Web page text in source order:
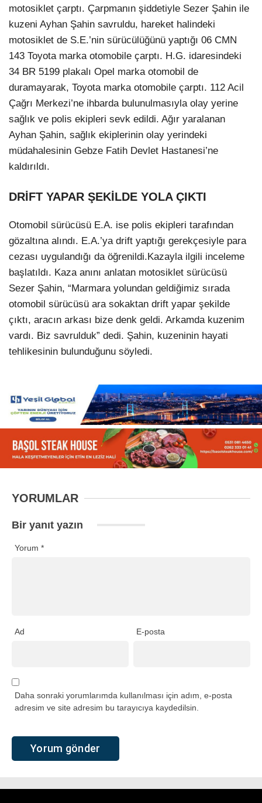
Facebook
Instagram
Youtube
motosiklet çarptı. Çarpmanın şiddetiyle Sezer Şahin ile
kuzeni Ayhan Şahin savruldu, hareket halindeki
motosiklet de S.E.’nin sürücülüğünü yaptığı 06 CMN
143 Toyota marka otomobile çarptı. H.G. idaresindeki
34 BR 5199 plakalı Opel marka otomobil de
duramayarak, Toyota marka otomobile çarptı. 112 Acil
Çağrı Merkezi’ne ihbarda bulunulmasıyla olay yerine
sağlık ve polis ekipleri sevk edildi. Ağır yaralanan
Ayhan Şahin, sağlık ekiplerinin olay yerindeki
müdahalesinin Gebze Fatih Devlet Hastanesi’ne
kaldırıldı.
DRİFT YAPAR ŞEKİLDE YOLA ÇIKTI
Otomobil sürücüsü E.A. ise polis ekipleri tarafından
gözaltına alındı. E.A.’ya drift yaptığı gerekçesiyle para
cezası uygulandığı da öğrenildi.Kazayla ilgili inceleme
başlatıldı. Kaza anını anlatan motosiklet sürücüsü
Sezer Şahin, “Marmara yolundan geldiğimiz sırada
otomobil sürücüsü ara sokaktan drift yapar şekilde
çıktı, aracın arkası bize denk geldi. Arkamda kuzenim
vardı. Biz savrulduk” dedi. Şahin, kuzeninin hayati
tehlikesinin bulunduğunu söyledi.
YORUMLAR
Bir yanıt yazın
Yorum *
Ad E-posta
Daha sonraki yorumlarımda kullanılması için adım, e-posta
adresim ve site adresim bu tarayıcıya kaydedilsin.